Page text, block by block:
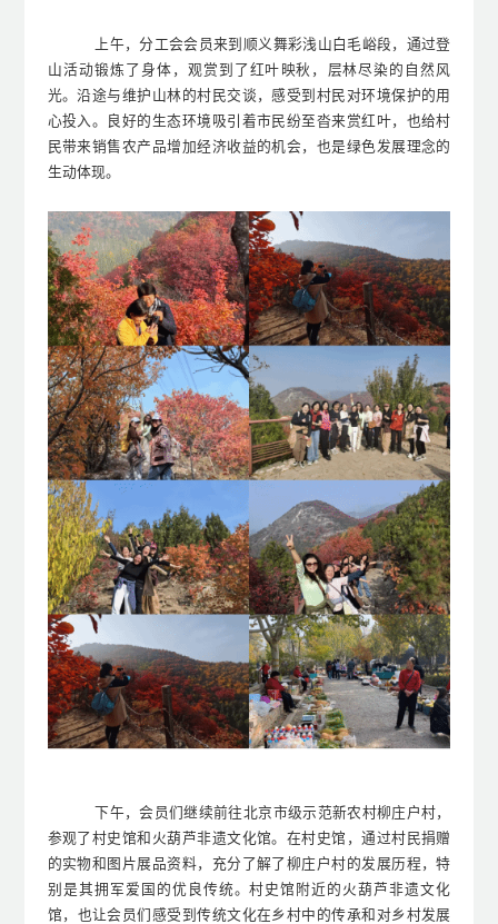
上午，分工会会员来到 顺义舞彩浅山白毛峪段 ， 通过登
山活动锻炼了身体，观赏到了红叶 映秋， 层林尽染的 自然风
光。沿途与维护山林的村民交谈 ，感受到村民对环境保护的用
心投入 。 良好的生态环境吸引着市民纷至沓来 赏红叶，也给村
民带来销售农产品增加经济收益的机会，也是绿色发展理念的
生动体现。
下午，会员们继续前往北京市级示范新农村柳庄户村，
参观了村史馆和火葫芦非遗文化馆。在村史馆，通过村民捐赠
的实物和图片展品资料， 充分 了解了柳庄户村的发展历程，特
别是其拥军爱国的优良传统。村史馆 附近的 火葫芦非遗文化
馆 ， 也让会员们感受到传统文化在乡村中的传承和对乡村发展